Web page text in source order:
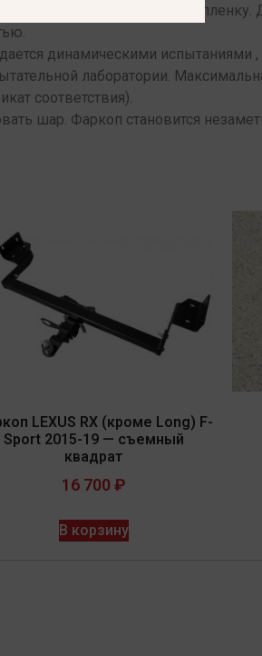
в термоусадочную
динамическими
лаборатории.
соответствия).
шар. Фаркоп становится
LEXUS RX (кроме Long) F-
Sport 2015-19 — съемный
квадрат
16 700 ₽
В корзину